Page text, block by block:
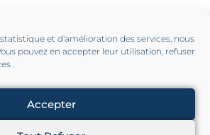
et d'amélioration des services, nous
pouvez en accepter leur utilisation, refuser
.
Accepter